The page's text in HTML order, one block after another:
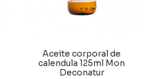
Aceite corporal de
calendula 125ml Mon
Deconatur